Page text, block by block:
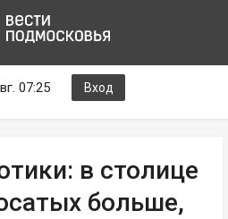
07:25 Вход
в столице
больше,